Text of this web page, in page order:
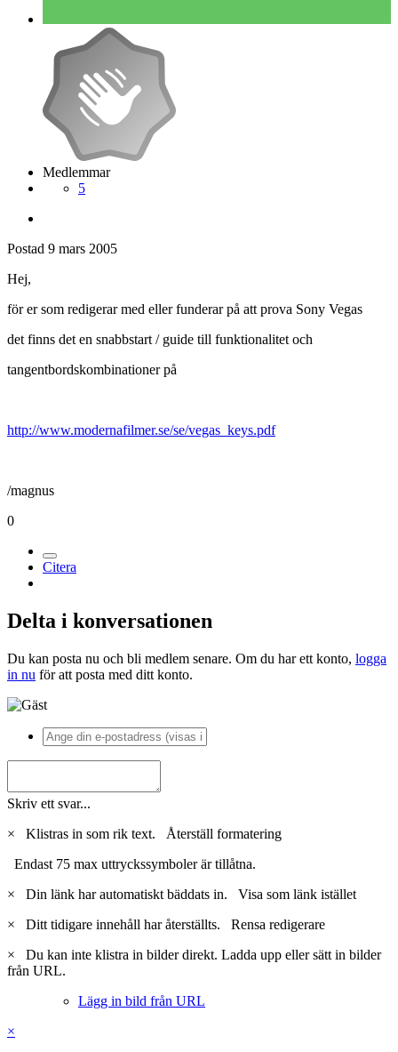
Medlemmar
5
Postad 9 mars 2005
Hej,
för er som redigerar med eller funderar på att prova Sony Vegas
det finns det en snabbstart / guide till funktionalitet och
tangentbordskombinationer på
http://www.modernafilmer.se/se/vegas_keys.pdf
/magnus
0
Citera
Delta i konversationen
Du kan posta nu och bli medlem senare. Om du har ett konto, logga
in nu för att posta med ditt konto.
Skriv ett svar...
×
Klistras in som rik text. Återställ formatering
Endast 75 max uttryckssymboler är tillåtna.
×
Din länk har automatiskt bäddats in. Visa som länk istället
×
Ditt tidigare innehåll har återställts. Rensa redigerare
×
Du kan inte klistra in bilder direkt. Ladda upp eller sätt in bilder
från URL.
Lägg in bild från URL
×